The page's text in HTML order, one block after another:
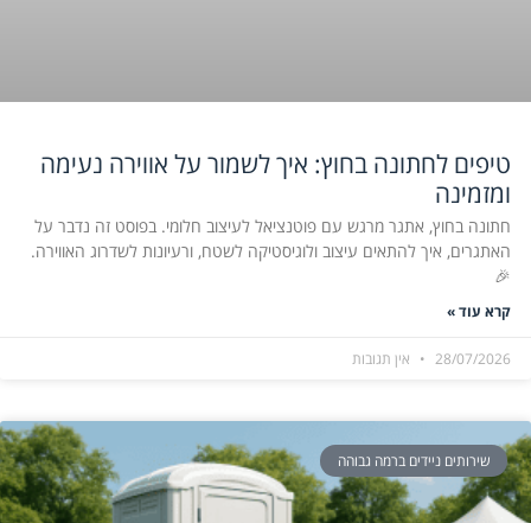
טיפים לחתונה בחוץ: איך לשמור על אווירה נעימה
ומזמינה
חתונה בחוץ, אתגר מרגש עם פוטנציאל לעיצוב חלומי. בפוסט זה נדבר על
האתגרים, איך להתאים עיצוב ולוגיסטיקה לשטח, ורעיונות לשדרוג האווירה.
🎉
קרא עוד »
28/07/2026 אין תגובות
שירותים ניידים ברמה גבוהה